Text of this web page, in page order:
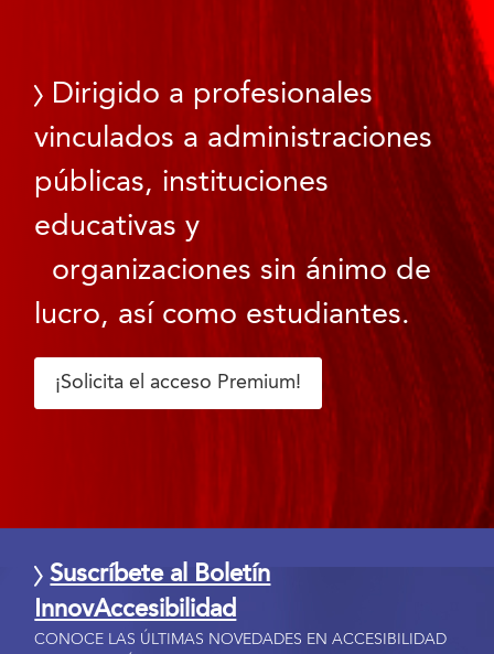
Dirigido a profesionales
vinculados a administraciones
públicas, instituciones
educativas y
organizaciones sin ánimo de
lucro, así como estudiantes.
¡Solicita el acceso Premium!
Suscríbete al Boletín
InnovAccesibilidad
CONOCE LAS ÚLTIMAS NOVEDADES EN ACCESIBILIDAD